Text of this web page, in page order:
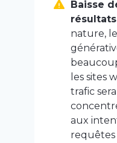
Baisse
nature,
les sites
trafic
aux
requêtes